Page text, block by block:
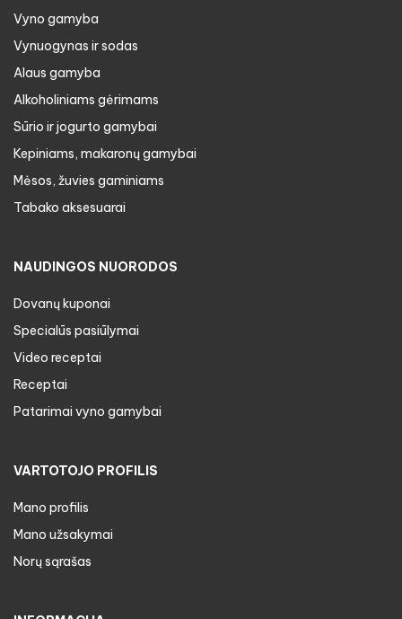
Vyno gamyba
Vynuogynas ir sodas
Alaus gamyba
Alkoholiniams gėrimams
Sūrio ir jogurto gamybai
Kepiniams, makaronų gamybai
Mėsos, žuvies gaminiams
Tabako aksesuarai
NAUDINGOS NUORODOS
Dovanų kuponai
Specialūs pasiūlymai
Video receptai
Receptai
Patarimai vyno gamybai
VARTOTOJO PROFILIS
Mano profilis
Mano užsakymai
Norų sąrašas